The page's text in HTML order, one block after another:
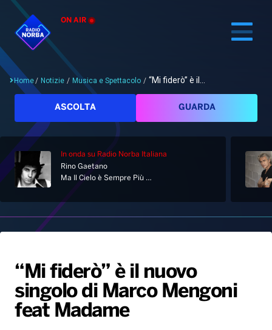
ON AIR
Cerca
Home
Palinsesto
Hit Dance
Giochi&Concorsi
PALATOUR
Notizie
Locali
Musica e Spettacolo
Sport
Playlist
Generale
Novità
Notiziario
Interviste
Gallery
Radio Norba News TV
Voce al Bari
Home/ Notizie / Musica e Spettacolo / “Mi fiderò” è il...
ASCOLTA GUARDA
In onda su Radio Norba Italiana
Rino Gaetano
Ma Il Cielo è Sempre Più Blu
“Mi fiderò” è il nuovo
singolo di Marco Mengoni
feat Madame